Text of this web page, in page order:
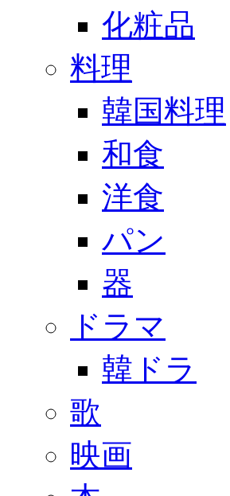
化粧品
料理
韓国料理
和食
洋食
パン
器
ドラマ
韓ドラ
歌
映画